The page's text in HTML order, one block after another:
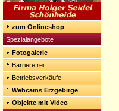
zum Onlineshop
Spezialangebote
Fotogalerie
Barrierefrei
Betriebsverkäufe
Webcams Erzgebirge
Objekte mit Video